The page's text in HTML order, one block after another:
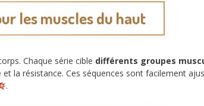
les muscles du haut
Chaque série cible différents groupes
la résistance. Ces séquences sont facilement
.